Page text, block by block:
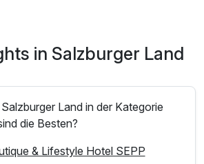
in Salzburger Land
Land in der Kategorie
die Besten?
& Lifestyle Hotel SEPP